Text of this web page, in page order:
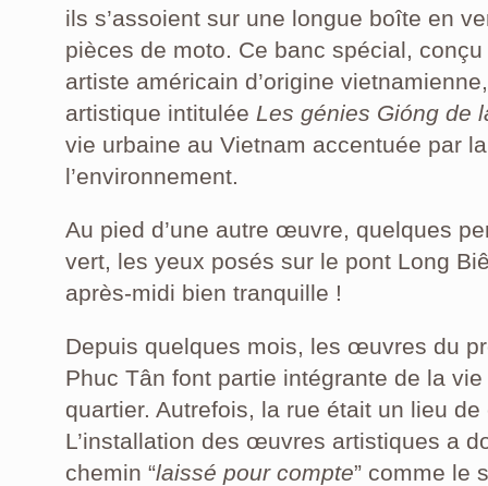
ils s’assoient sur une longue boîte en
pièces de moto. Ce banc spécial,
artiste américain d’origine
artistique intitulée Les génies Gióng de
vie urbaine au Vietnam accentuée par
l’environnement.
Au pied d’une autre œuvre, quelques
vert, les yeux posés sur le pont Long
après-midi bien tranquille !
Depuis quelques mois, les œuvres du
Phuc Tân font partie intégrante de la
quartier. Autrefois, la rue était un lieu
L’installation des œuvres artistiques a
chemin “laissé pour compte” comme le